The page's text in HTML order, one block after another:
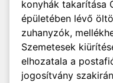
konyhák takarítása
épületében lévő
zuhanyzók,
Szemetesek
elhozatala a
jogosítvány